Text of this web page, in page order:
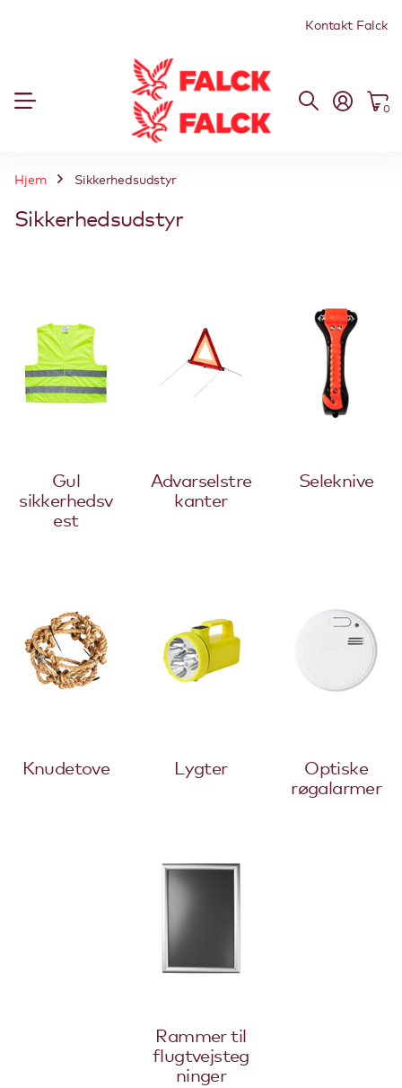
Kontakt Falck
0
Hjem Sikkerhedsudstyr
Sikkerhedsudstyr
Gul
sikkerhedsv
est
Advarselstre
kanter
Seleknive
Knudetove Lygter
Optiske
røgalarmer
Rammer til
flugtvejsteg
ninger